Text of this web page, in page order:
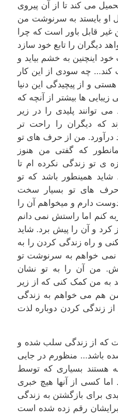
می کند تا از آن پیروی
بایستد به سرنوشت من
قابل باور است که چرا
دیگران را تابع خود سازد
اینچنین به خشم بیاید و
چه سودی از این کار
و از پیچیدگی این دنیا
ها بیشتر از آنچه که
پلیدی را در زیر
که دیگران را راحت تر
درآورد. من از حرف های تو
که گفتی من هنوز
تو زندگی نکرده ام تا
همینطور باشد که تو
های تو بسیار سخت
دارم و میخواهم آن را
کنم اما راستش نمی دانم
و آن را پیش برد. شاید
و راه زندگی کردن را به
خواهم به سرنوشت تو
من آن را به تو نشان
به من کمک کنی که از زیر
هم می خواهم به زندگی
زندگی کردن دوباره لذت
از زندگی سلب شده و
منظورم در جایی
بسیاری که توسط
کسی از آنها هیچ خبری
برای بازگشتن به زندگی
رقم زده شده است